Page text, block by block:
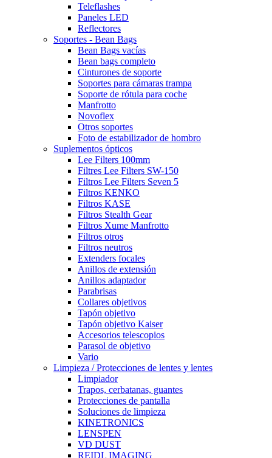
Teleflashes
Paneles LED
Reflectores
Soportes - Bean Bags
Bean Bags vacías
Bean bags completo
Cinturones de soporte
Soportes para cámaras trampa
Soporte de rótula para coche
Manfrotto
Novoflex
Otros soportes
Foto de estabilizador de hombro
Suplementos ópticos
Lee Filters 100mm
Filtres Lee Filters SW-150
Filtros Lee Filters Seven 5
Filtros KENKO
Filtros KASE
Filtros Stealth Gear
Filtros Xume Manfrotto
Filtros otros
Filtros neutros
Extenders focales
Anillos de extensión
Anillos adaptador
Parabrisas
Collares objetivos
Tapón objetivo
Tapón objetivo Kaiser
Accesorios telescopios
Parasol de objetivo
Vario
Limpieza / Protecciones de lentes y lentes
Limpiador
Trapos, cerbatanas, guantes
Protecciones de pantalla
Soluciones de limpieza
KINETRONICS
LENSPEN
VD DUST
REIDL IMAGING